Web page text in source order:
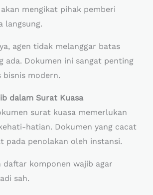
mengikat pihak pemberi
langsung.
agen tidak melanggar batas
ada. Dokumen ini sangat penting
bisnis modern.
dalam Surat Kuasa
surat kuasa memerlukan
hatian. Dokumen yang cacat
pada penolakan oleh instansi.
daftar komponen wajib agar
sah.